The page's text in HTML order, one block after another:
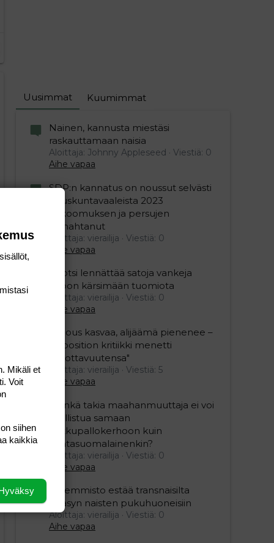
Uusimmat Kuumimmat
Nainen, kannusta miestäsi
raskauttamaan naisia
Aloittaja: Johnny Appleseed
Viestiä: 0
Aihe vapaa
SDP:n kannatus on noussut selvästi
eduskuntavaaleista 2023
kokoomuksen ja persujen
romahtanut
Aloittaja: vierailija
Viestiä: 0
Aihe vapaa
Ruotsi lennättää satoja vankeja
Viroon kärsimään tuomiota
Aloittaja: vierailija
Viestiä: 0
Aihe vapaa
"Talous kasvaa, alijäämä pienenee –
opposition kritiikki menetti
uskottavuutensa"
Aloittaja: vierailija
Viestiä: 5
Aihe vapaa
”Minkä takia maahanmuuttaja ei voi
osallistua samaan
potkupallokerhoon kuin
kantasuomalainenkin?
Aloittaja: vierailija
Viestiä: 0
Aihe vapaa
Vasemmisto estää transnaisilta
pääsyn naisten pukuhuoneisiin
Aloittaja: vierailija
Viestiä: 0
Aihe vapaa
Mikäli et
Voit
siihen
kaikkia